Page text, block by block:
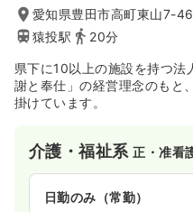
愛知県豊田市高町東山7-46
猿投駅
20分
県下に10以上の施設を持つ法
謝と奉仕」の経営理念のもと
掛けています。
介護・福祉系正・准看
日勤のみ（常勤）